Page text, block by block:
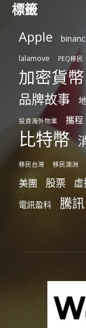
標籤
Apple
lalamove PEQ移民
加密貨幣
品牌故事
投資海外物業 攜程
比特幣
移民台灣 移民澳洲
美團 股票
電訊盈科 騰訊